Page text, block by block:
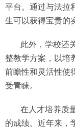
平台。通过与法拉
生可以获得宝贵的
此外，学校还
整教学方案，以培
前瞻性和灵活性使
受青睐。
在人才培养质
的成绩。近年来，